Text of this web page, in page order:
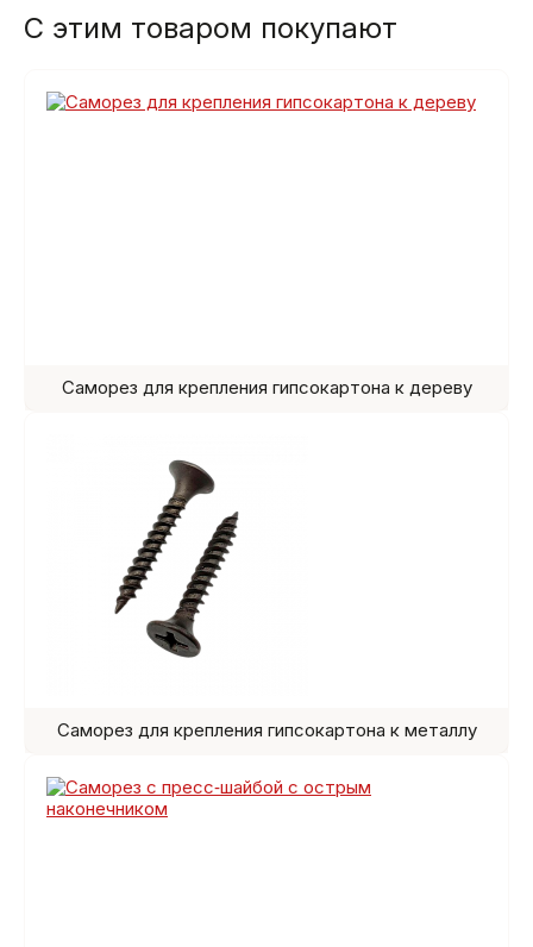
С этим товаром покупают
Саморез для крепления гипсокартона к дереву
Саморез для крепления гипсокартона к металлу